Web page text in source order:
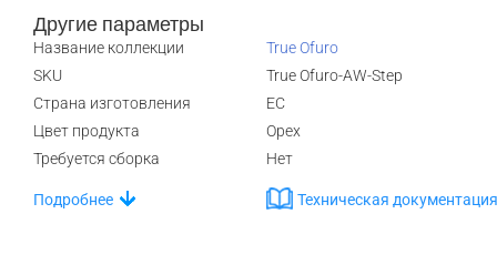
Другие параметры
Название коллекции
True Ofuro
SKU
True Ofuro-AW-Step
Страна изготовления
ЕС
Цвет продукта
Орех
Требуется сборка
Нет
Подробнее Техническая документация